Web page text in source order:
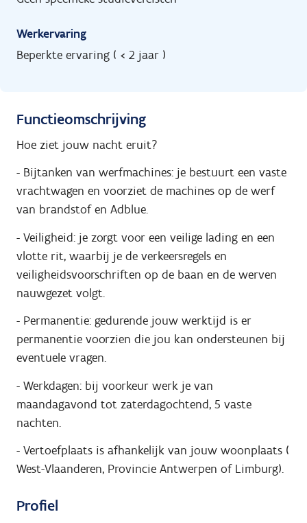
Werkervaring
Beperkte ervaring ( < 2 jaar )
Functieomschrijving
Hoe ziet jouw nacht eruit?
- Bijtanken van werfmachines: je bestuurt een vaste
vrachtwagen en voorziet de machines op de werf
van brandstof en Adblue.
- Veiligheid: je zorgt voor een veilige lading en een
vlotte rit, waarbij je de verkeersregels en
veiligheidsvoorschriften op de baan en de werven
nauwgezet volgt.
- Permanentie: gedurende jouw werktijd is er
permanentie voorzien die jou kan ondersteunen bij
eventuele vragen.
- Werkdagen: bij voorkeur werk je van
maandagavond tot zaterdagochtend, 5 vaste
nachten.
- Vertoefplaats is afhankelijk van jouw woonplaats (
West-Vlaanderen, Provincie Antwerpen of Limburg).
Profiel